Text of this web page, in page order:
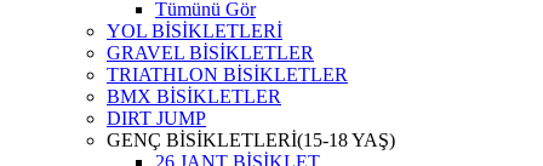
Tümünü Gör
YOL BİSİKLETLERİ
GRAVEL BİSİKLETLER
TRIATHLON BİSİKLETLER
BMX BİSİKLETLER
DIRT JUMP
GENÇ BİSİKLETLERİ(15-18 YAŞ)
26 JANT BİSİKLET